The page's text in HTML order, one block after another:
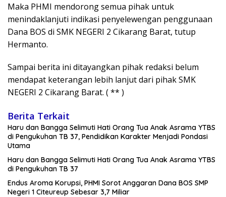
Maka PHMI mendorong semua pihak untuk
menindaklanjuti indikasi penyelewengan penggunaan
Dana BOS di SMK NEGERI 2 Cikarang Barat, tutup
Hermanto.
Sampai berita ini ditayangkan pihak redaksi belum
mendapat keterangan lebih lanjut dari pihak SMK
NEGERI 2 Cikarang Barat. ( ** )
Berita Terkait
Haru dan Bangga Selimuti Hati Orang Tua Anak Asrama YTBS
di Pengukuhan TB 37, Pendidikan Karakter Menjadi Pondasi
Utama
Haru dan Bangga Selimuti Hati Orang Tua Anak Asrama YTBS
di Pengukuhan TB 37
Endus Aroma Korupsi, PHMI Sorot Anggaran Dana BOS SMP
Negeri 1 Citeureup Sebesar 3,7 Miliar